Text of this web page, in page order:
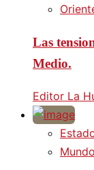
Las
Medio.
Editor La
Mundo